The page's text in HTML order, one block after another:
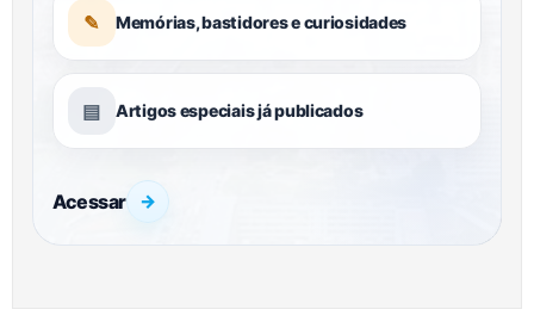
✎ Memórias, bastidores e curiosidades
▤ Artigos especiais já publicados
Acessar →